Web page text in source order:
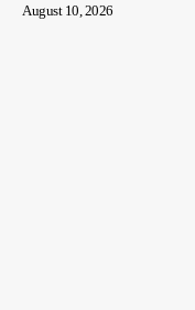
August 10, 2026